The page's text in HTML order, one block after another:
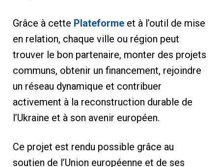
Grâce à cette Plateformeet à l’outil de mise
en relation, chaque ville ou région peut
trouver le bon partenaire, monter des projets
communs, obtenir un financement, rejoindre
un réseau dynamique et contribuer
activement à la reconstruction durable de
l’Ukraine et à son avenir européen.
Ce projet est rendu possible grâce au
soutien de l’Union européenne et de ses